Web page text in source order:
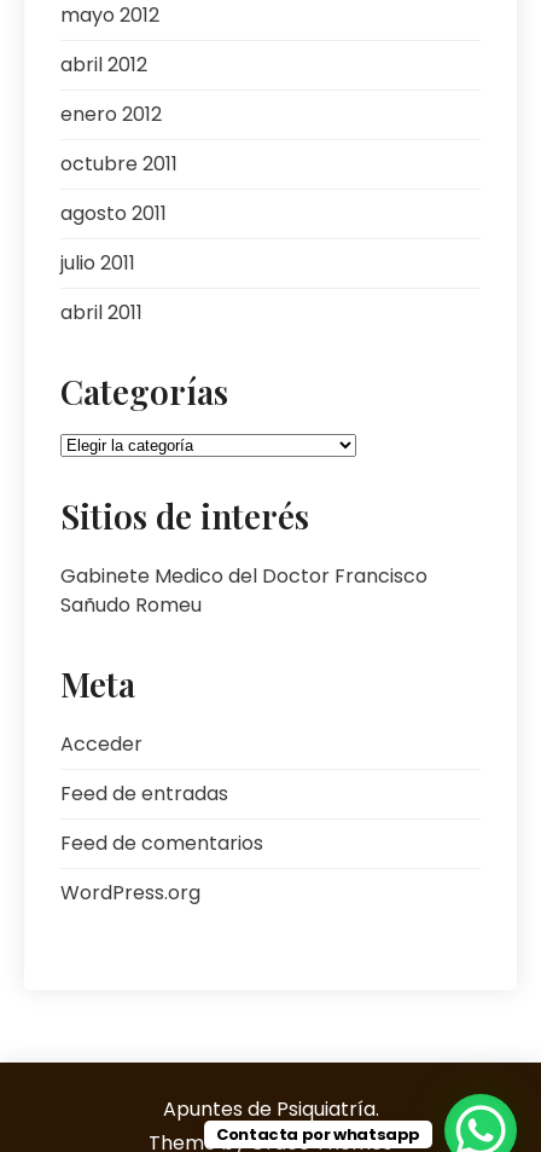
mayo 2012
abril 2012
enero 2012
octubre 2011
agosto 2011
julio 2011
abril 2011
Categorías
Categorías
Sitios de interés
Gabinete Medico del Doctor Francisco
Sañudo Romeu
Meta
Acceder
Feed de entradas
Feed de comentarios
WordPress.org
Apuntes de Psiquiatría.
Theme by Grace Themes
Contacta por whatsapp